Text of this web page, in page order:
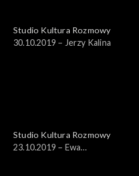
Studio Kultura Rozmowy
30.10.2019 – Jerzy Kalina
Studio Kultura Rozmowy
23.10.2019 – Ewa